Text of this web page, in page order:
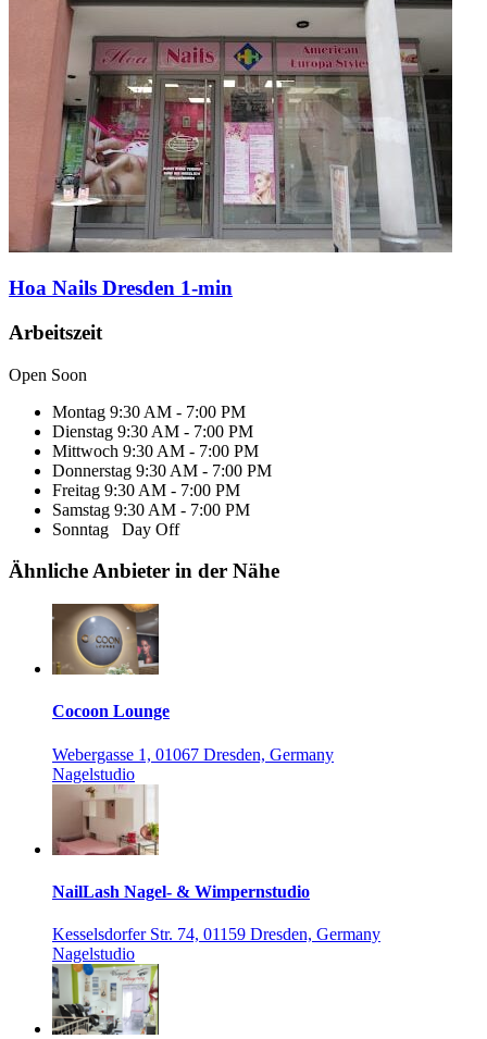
Hoa Nails Dresden 1-min
Arbeitszeit
Open Soon
Montag 9:30 AM - 7:00 PM
Dienstag 9:30 AM - 7:00 PM
Mittwoch 9:30 AM - 7:00 PM
Donnerstag 9:30 AM - 7:00 PM
Freitag 9:30 AM - 7:00 PM
Samstag 9:30 AM - 7:00 PM
Sonntag Day Off
Ähnliche Anbieter in der Nähe
Cocoon Lounge
Webergasse 1, 01067 Dresden, Germany
Nagelstudio
NailLash Nagel- & Wimpernstudio
Kesselsdorfer Str. 74, 01159 Dresden, Germany
Nagelstudio